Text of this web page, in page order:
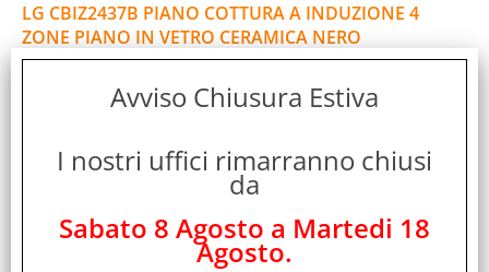
LG CBIZ2437B PIANO COTTURA A INDUZIONE 4
ZONE PIANO IN VETRO CERAMICA NERO
Cod. art.:
Colore:
Cod. EAN:
Avviso Chiusura Estiva
I nostri uffici rimarranno chiusi
da
Sabato 8 Agosto a Martedi 18
Agosto.